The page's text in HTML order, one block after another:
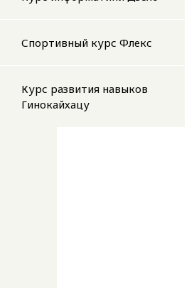
Спортивный курс Флекс
Курс развития навыков
Гинокайхацу